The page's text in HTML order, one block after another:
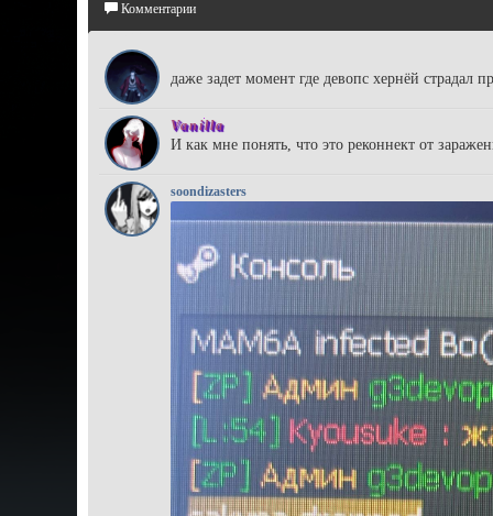
Комментарии
даже задет момент где девопс хернёй страдал
Vanilla
И как мне понять, что это реконнект от
soondizasters